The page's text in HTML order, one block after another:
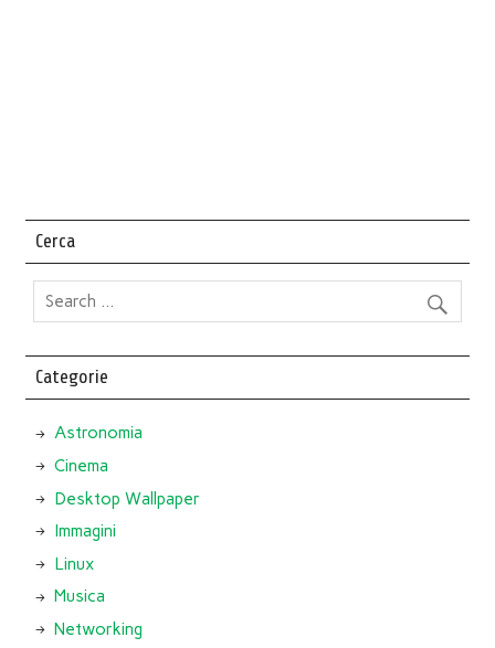
Cerca
Categorie
Astronomia
Cinema
Desktop Wallpaper
Immagini
Linux
Musica
Networking